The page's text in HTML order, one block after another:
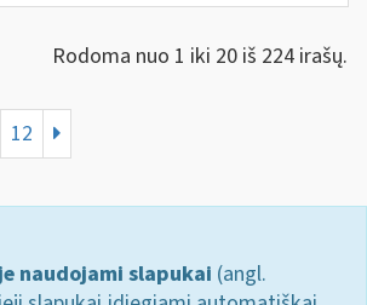
Rodoma nuo 1 iki 20 iš 224 irašų.
12
naudojami slapukai (angl.